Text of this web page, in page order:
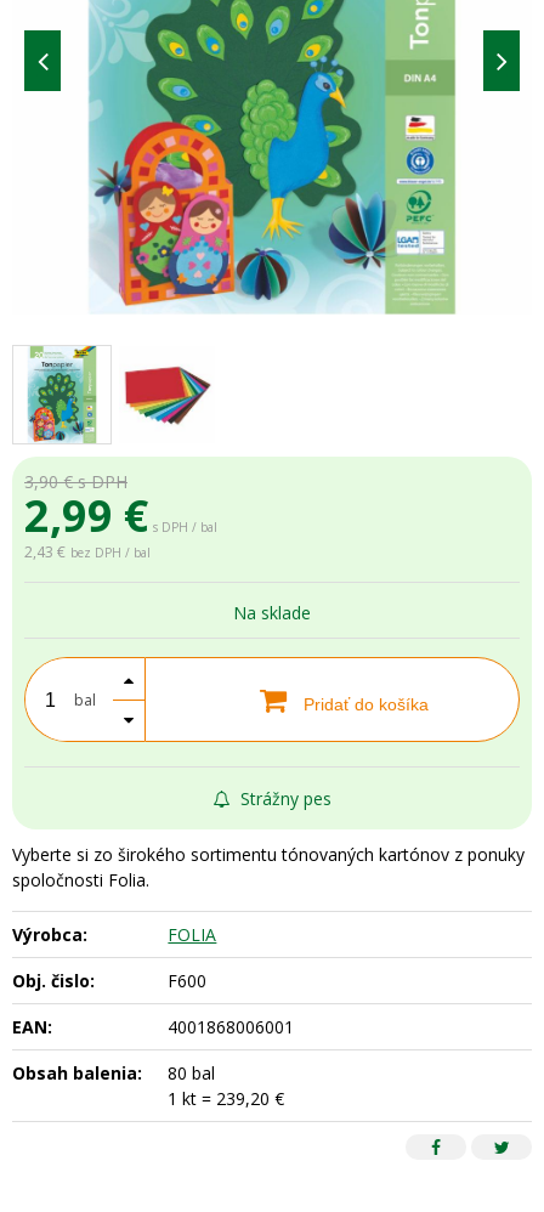
3,90 €s DPH
2,99 € s DPH / bal
2,43 € bez DPH / bal
Na sklade
bal Pridať do košíka
Strážny pes
Vyberte si zo širokého sortimentu tónovaných kartónov z ponuky
spoločnosti Folia.
Výrobca:
FOLIA
Obj. čislo:
F600
EAN:
4001868006001
Obsah balenia:
80 bal
1 kt = 239,20 €